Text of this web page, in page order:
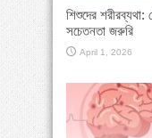
শিশুদের
সচেতনতা জরুরি
April 1, 2026